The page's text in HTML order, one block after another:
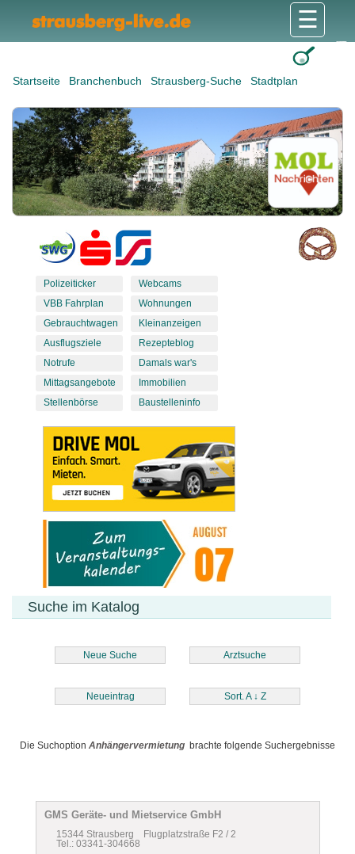
Startseite Branchenbuch Strausberg-Suche Stadtplan
☰
Polizeiticker
VBB Fahrplan
Gebrauchtwagen
Ausflugsziele
Notrufe
Mittagsangebote
Stellenbörse
Webcams
Wohnungen
Kleinanzeigen
Rezepteblog
Damals war's
Immobilien
Baustelleninfo
Suche im Katalog
Neue Suche Arztsuche
Neueintrag Sort. A ↓ Z
Die Suchoption Anhängervermietung brachte folgende Suchergebnisse
GMS Geräte- und Mietservice GmbH
15344 Strausberg Flugplatzstraße F2 / 2
Tel.: 03341-304668